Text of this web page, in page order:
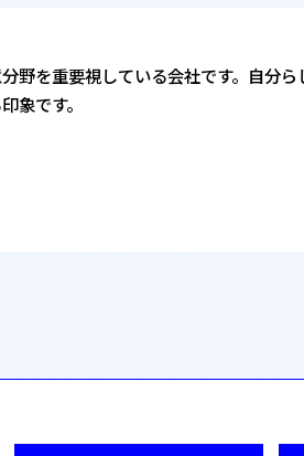
野を重要視している会社です。自分
象です。